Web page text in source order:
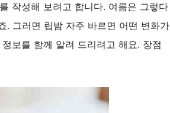
작성해 보려고 합니다. 여름은 그렇다
. 그러면 립밤 자주 바르면 어떤 변화가
보를 함께 알려 드리려고 해요. 장점